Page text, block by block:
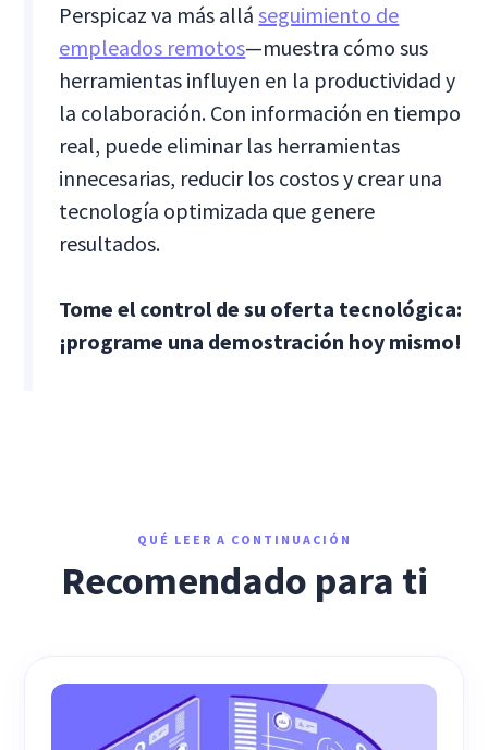
Perspicaz va más alláseguimiento de
empleados remotos—muestra cómo sus
herramientas influyen en la productividad y
la colaboración. Con información en tiempo
real, puede eliminar las herramientas
innecesarias, reducir los costos y crear una
tecnología optimizada que genere
resultados.
Tome el control de su oferta tecnológica:
¡programe una demostración hoy mismo!
QUÉ LEER A CONTINUACIÓN
Recomendado para ti